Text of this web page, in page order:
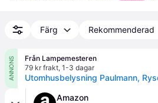
Färg Rekommenderad
ANNONS
Från Lampemesteren
79 kr frakt, 1-3 dagar
Amazon